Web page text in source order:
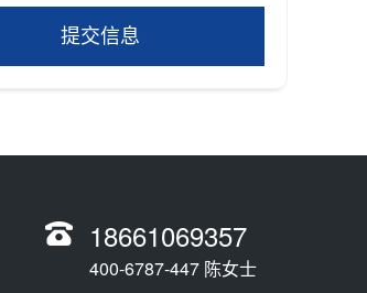
提交信息
18661069357
400-6787-447 陈女士